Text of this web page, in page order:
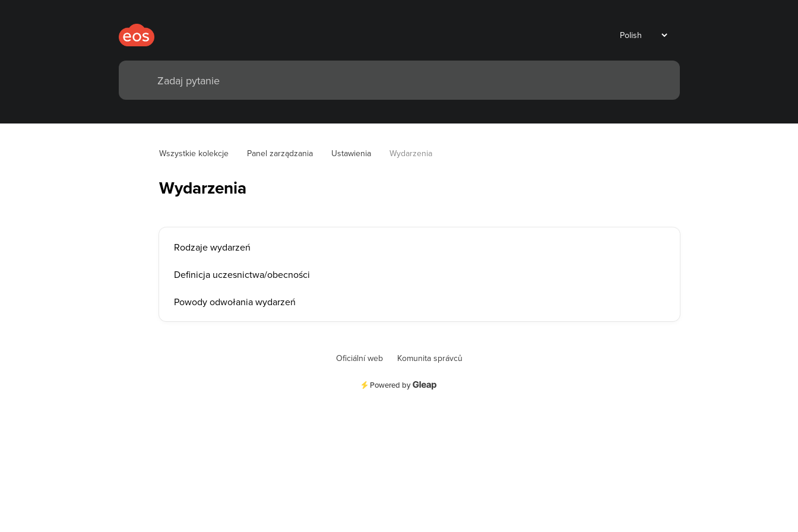
Wszystkie kolekcje Panel zarządzania Ustawienia Wydarzenia
Wydarzenia
Rodzaje wydarzeń
Definicja uczesnictwa/obecności
Powody odwołania wydarzeń
Oficiální web Komunita správců
Powered by